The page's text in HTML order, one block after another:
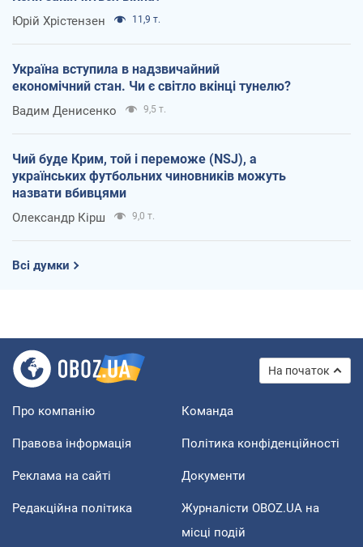
Юрій Хрістензен 11,9 т.
Україна вступила в надзвичайний
економічний стан. Чи є світло вкінці тунелю?
Вадим Денисенко 9,5 т.
Чий буде Крим, той і переможе (NSJ), а
українських футбольних чиновників можуть
назвати вбивцями
Олександр Кірш 9,0 т.
Всі думки
На початок
Про компанію Команда
Правова інформація Політика конфіденційності
Реклама на сайті Документи
Редакційна політика
Журналісти OBOZ.UA на
місці подій